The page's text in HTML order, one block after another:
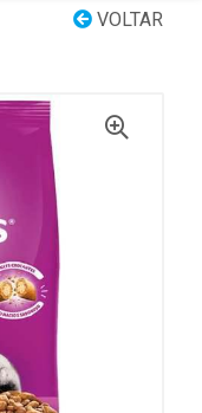
VOLTAR